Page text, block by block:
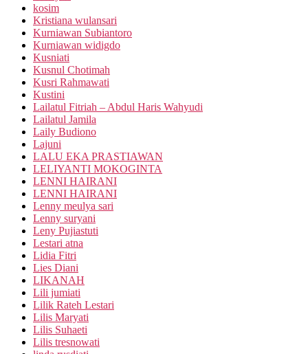
kosim
Kristiana wulansari
Kurniawan Subiantoro
Kurniawan widigdo
Kusniati
Kusnul Chotimah
Kusri Rahmawati
Kustini
Lailatul Fitriah – Abdul Haris Wahyudi
Lailatul Jamila
Laily Budiono
Lajuni
LALU EKA PRASTIAWAN
LELIYANTI MOKOGINTA
LENNI HAIRANI
LENNI HAIRANI
Lenny meulya sari
Lenny suryani
Leny Pujiastuti
Lestari atna
Lidia Fitri
Lies Diani
LIKANAH
Lili jumiati
Lilik Rateh Lestari
Lilis Maryati
Lilis Suhaeti
Lilis tresnowati